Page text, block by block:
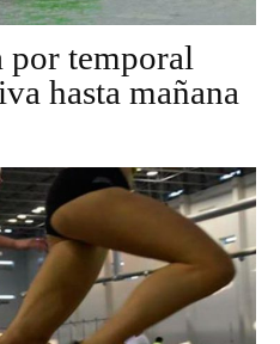
por temporal
hasta mañana